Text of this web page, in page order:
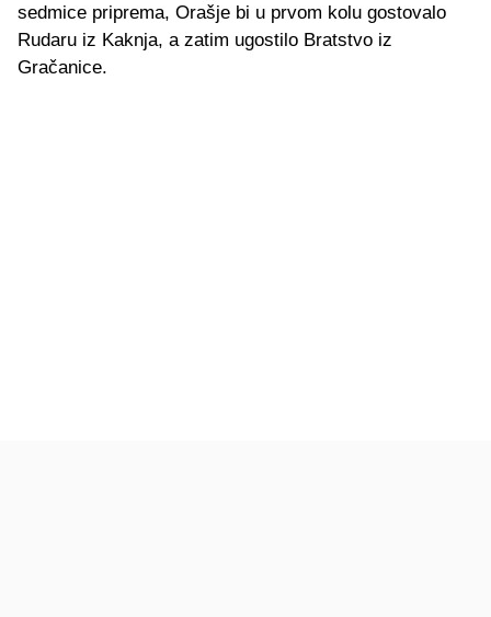
sedmice priprema, Orašje bi u prvom kolu gostovalo
Rudaru iz Kaknja, a zatim ugostilo Bratstvo iz
Gračanice.